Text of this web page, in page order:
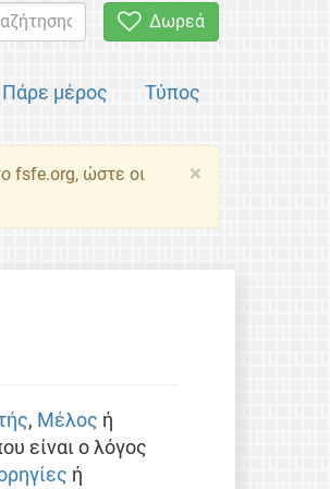
Δωρεά
Πάρε μέρος Τύπος
×
fsfe.org, ώστε οι
, Μέλος ή
είναι ο λόγος
ή